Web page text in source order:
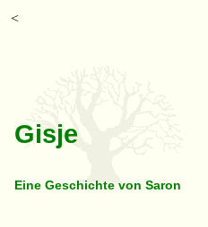
<
Gisje
Eine Geschichte von Saron